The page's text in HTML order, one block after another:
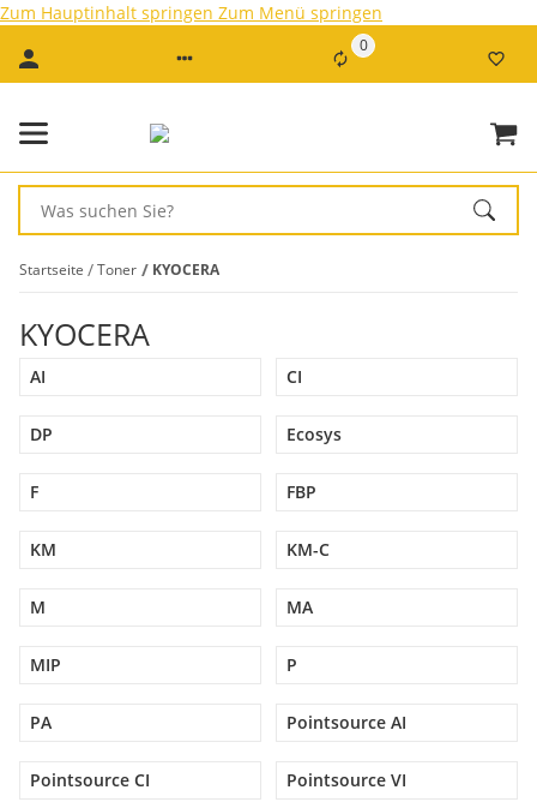
Zum Hauptinhalt springen Zum Menü springen
0
Startseite Toner KYOCERA
KYOCERA
AI CI
DP Ecosys
F FBP
KM KM-C
M MA
MIP P
PA Pointsource AI
Pointsource CI Pointsource VI